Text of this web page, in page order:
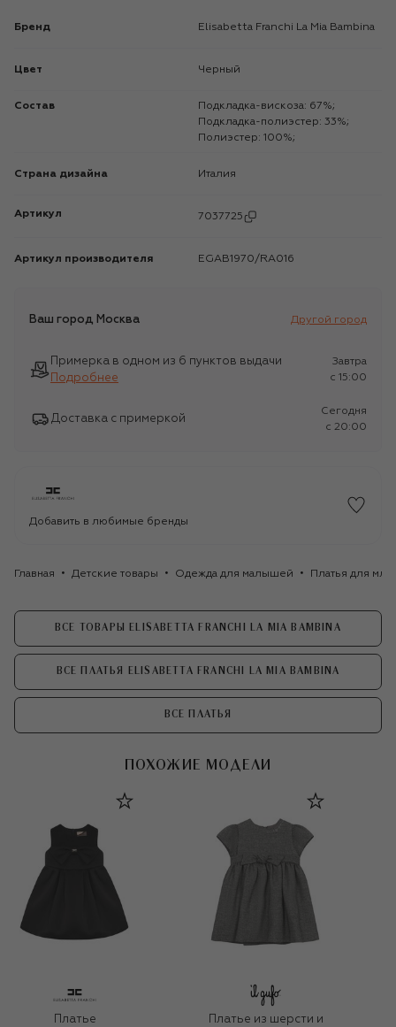
Бренд Elisabetta Franchi La Mia Bambina
Цвет Черный
Состав
Подкладка-вискоза: 67%;
Подкладка-полиэстер: 33%;
Полиэстер: 100%;
Страна дизайна Италия
Артикул 7037725
Артикул производителя EGAB1970/RA016
Ваш город Москва Другой город
Примерка в одном из 6 пунктов выдачи
Подробнее
Завтра
c 15:00
Доставка с примеркой
Сегодня
c 20:00
Добавить в любимые бренды
Главная Детские товары Одежда для малышей Платья для
ВСЕ ТОВАРЫ ELISABETTA FRANCHI LA MIA BAMBINA
ВСЕ ПЛАТЬЯ ELISABETTA FRANCHI LA MIA BAMBINA
ВСЕ ПЛАТЬЯ
ПОХОЖИЕ МОДЕЛИ
Платье Платье из шерсти и